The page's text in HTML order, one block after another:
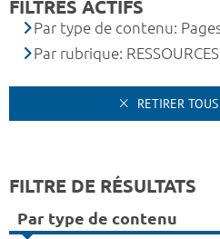
FILTRES ACTIFS
Par type de contenu:
Par rubrique: RESSOURCES
RETIRER
FILTRE DE RÉSULTATS
Par type de contenu